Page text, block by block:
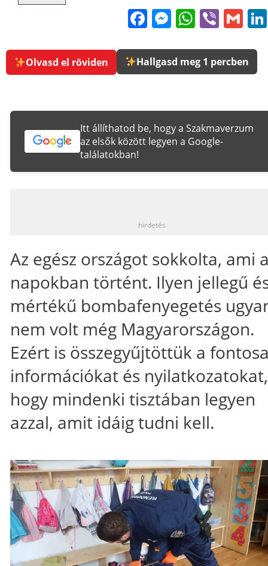
FacebookViber
Olvasd el röviden Hallgasd meg 1 percben
Itt állíthatod be, hogy a Szakmaverzum
az elsők között legyen a Google-
találatokban!
hirdetés
Az egész országot sokkolta, ami
napokban történt. Ilyen jellegű
mértékű bombafenyegetés
nem volt még Magyarországon.
Ezért is összegyűjtöttük a
információkat és nyilatkozatokat,
hogy mindenki tisztában legyen
azzal, amit idáig tudni kell.